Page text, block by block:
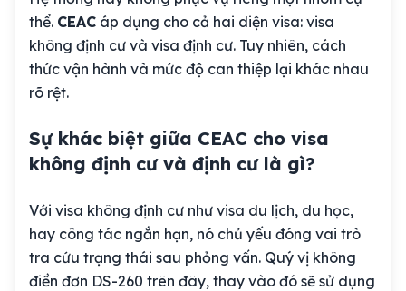
thể. CEAC áp dụng cho cả hai diện visa: visa
không định cư và visa định cư. Tuy nhiên, cách
thức vận hành và mức độ can thiệp lại khác nhau
rõ rệt.
Sự khác biệt giữa CEAC cho visa
không định cư và định cư là gì?
Với visa không định cư như visa du lịch, du học,
hay công tác ngắn hạn, nó chủ yếu đóng vai trò
tra cứu trạng thái sau phỏng vấn. Quý vị không
điền đơn DS-260 trên đây, thay vào đó sẽ sử dụng